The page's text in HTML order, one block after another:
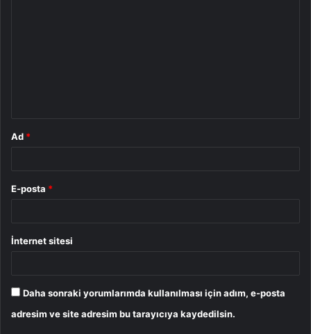
Ad *
E-posta *
İnternet sitesi
Daha sonraki yorumlarımda kullanılması için adım, e-posta
adresim ve site adresim bu tarayıcıya kaydedilsin.